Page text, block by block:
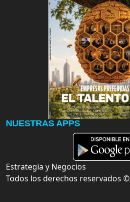
NUESTRAS APPS
Estrategia y Negocios
Todos los derechos reservados ©